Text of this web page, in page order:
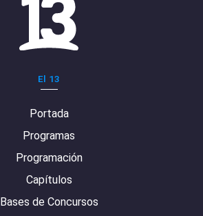
El 13
Portada
Programas
Programación
Capítulos
Bases de Concursos